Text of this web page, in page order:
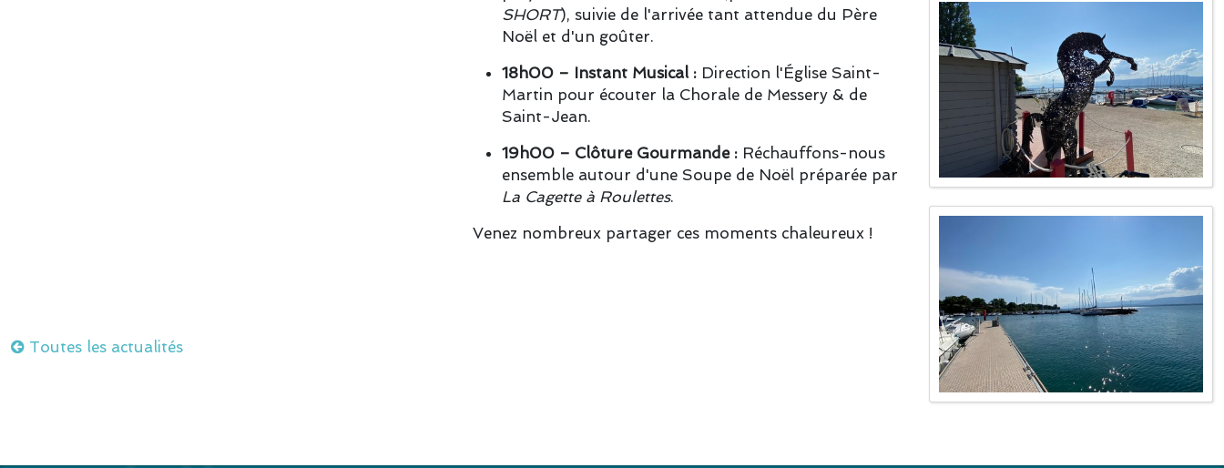
SHORT), suivie de l'arrivée tant attendue du Père
Noël et d'un goûter.
18h00 – Instant Musical : Direction l'Église Saint-
Martin pour écouter la Chorale de Messery & de
Saint-Jean.
19h00 – Clôture Gourmande : Réchauffons-nous
ensemble autour d'une Soupe de Noël préparée par
La Cagette à Roulettes.
Venez nombreux partager ces moments chaleureux !
Toutes les actualités